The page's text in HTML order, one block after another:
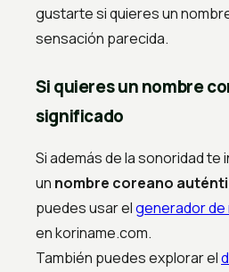
gustarte si quieres un
sensación parecida.
Si quieres un nombre
significado
Si además de la sonoridad
un nombre coreano
puedes usar elgenerador
en koriname.com.
También puedes explorar el